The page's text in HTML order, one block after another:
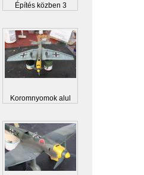
Építés közben 3
Koromnyomok alul